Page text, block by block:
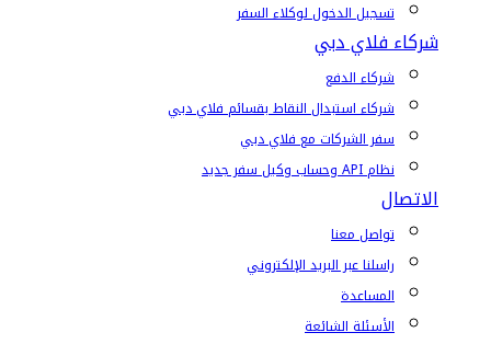
تسجيل الدخول لوكلاء السفر
شركاء فلاي دبي
شركاء الدفع
شركاء استبدال النقاط بقسائم فلاي دبي
سفر الشركات مع فلاي دبي
نظام API وحساب وكيل سفر جديد
الاتصال
تواصل معنا
راسلنا عبر البريد الإلكتروني
المساعدة
الأسئلة الشائعة